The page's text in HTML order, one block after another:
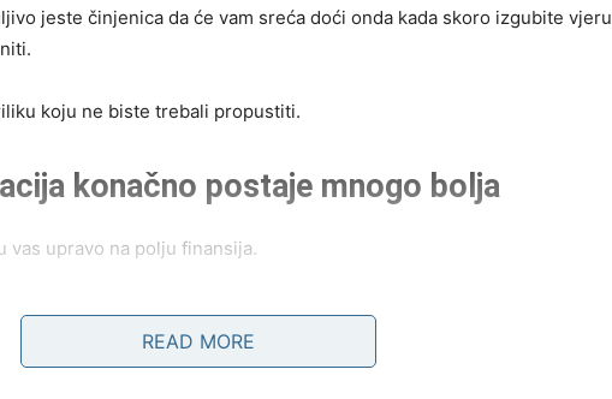
jeste činjenica da će vam sreća doći onda kada skoro izgubite vjeru
koju ne biste trebali propustiti.
konačno postaje mnogo bolja
vas upravo na polju finansija.
riješiti probleme koji ih dugo opterećuju. Pred vama su dani tokom
poslovnu ponudu, dodatni izvor zarade ili priliku za posao koji će vam
i stabilnosti.
READ MORE